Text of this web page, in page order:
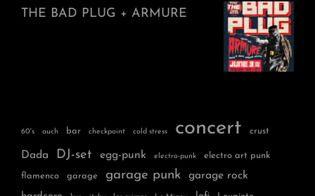
THE BAD PLUG + ARMURE
60's auch bar checkpoint cold stress concert crust
Dada DJ-set egg-punk electro-punk electro art punk
flamenco garage garage punk garage rock